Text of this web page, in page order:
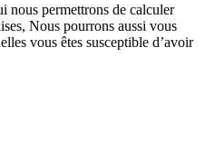
nous permettrons de calculer
Nous pourrons aussi vous
vous êtes susceptible d’avoir